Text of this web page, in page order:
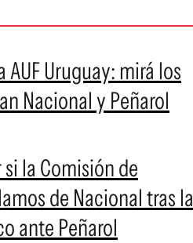
Uruguay: mirá los
Nacional y Peñarol
la Comisión de
de Nacional tras la
ante Peñarol